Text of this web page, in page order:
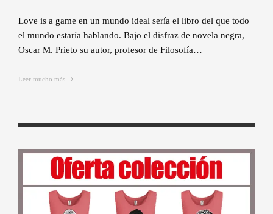
Love is a game en un mundo ideal sería el libro del que todo
el mundo estaría hablando. Bajo el disfraz de novela negra,
Oscar M. Prieto su autor, profesor de Filosofía…
Leer mucho más